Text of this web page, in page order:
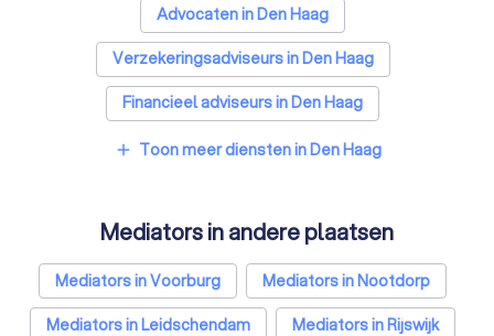
Advocaten in Den Haag
Verzekeringsadviseurs in Den Haag
Financieel adviseurs in Den Haag
Coaches in Den Haag
Rijscholen in Den Haag
Psychologen in Den Haag
Belastingadviseurs in Den Haag
Hypotheekadviseurs in Den Haag
add Toon meer diensten in Den Haag
Mediators in andere plaatsen
Mediators in Voorburg
Mediators in Nootdorp
Mediators in Leidschendam
Mediators in Rijswijk